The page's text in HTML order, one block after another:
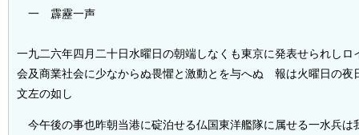
一 霹靂一声
一九二六年四月二十日水曜日の朝端しなくも東京に発表せられしロ
会及商業社会に少なからぬ畏懼と激動とを与へぬ 報は火曜日の夜
文左の如し
今午後の事也昨朝当港に碇泊せる仏国東洋艦隊に属せる一水兵は